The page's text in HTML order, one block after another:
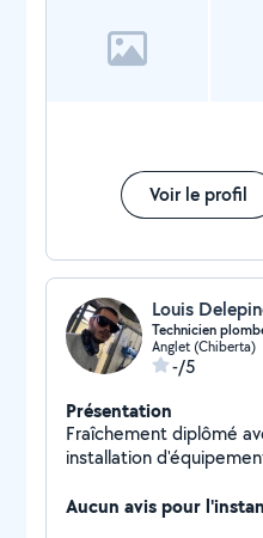
Voir le profil
Louis
Technicien
Anglet (Chiberta)
-/5
Présentation
Fraîchement diplômé
installation
Aucun avis pour